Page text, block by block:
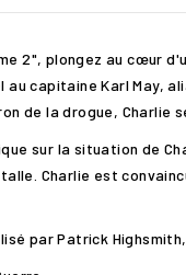
2", plongez au cœur
capitaine Karl May,
de la drogue, Charlie
sur la situation de
Charlie est
par Patrick